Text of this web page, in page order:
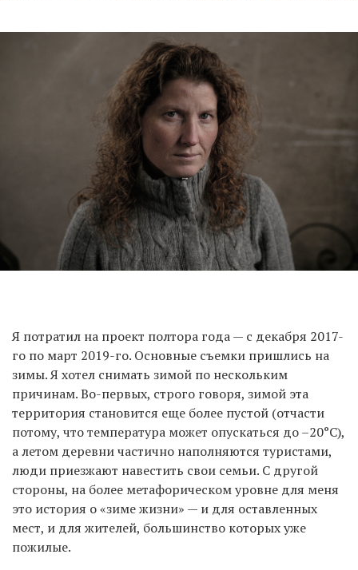
Я потратил на проект полтора года — с декабря 2017-
го по март 2019-го. Основные съемки пришлись на
зимы. Я хотел снимать зимой по нескольким
причинам. Во-первых, строго говоря, зимой эта
территория становится еще более пустой (отчасти
потому, что температура может опускаться до –20°C),
а летом деревни частично наполняются туристами,
люди приезжают навестить свои семьи. С другой
стороны, на более метафорическом уровне для меня
это история о «зиме жизни» — и для оставленных
мест, и для жителей, большинство которых уже
пожилые.